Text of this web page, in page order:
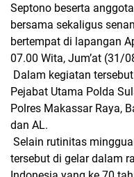
Septono beserta
bersama sekaligus
bertempat di lapangan
07.00 Wita, Jum’at (31/
Dalam kegiatan
Pejabat Utama Polda
Polres Makassar Raya,
dan AL.
Selain rutinitas
tersebut di gelar dalam